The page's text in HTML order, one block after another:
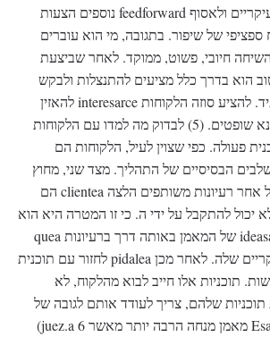
עם כל בעלי העניין העיקריים ולאסוף feedforward נוספים הצעות
של שיפור. בתגובה, מי הוא עוברים
חיובי, פשוט, ממוקד. לאחר שביצעת
הוא בדרך כלל מציעים להתנצלות ולבקש
עזרה לשנות את העתיד. להציע סוזה הלקוחות interesarce להאזין
הצעות והצעות לא עינא שופטים. (5) לבדוק מה למדו עם הלקוחות
פעולה. כפי שצוין לעיל, הלקוחות הם
הבסיסיים של התהליך. מצד שני, מחוץ
הצעדים הבסיסיים, כל אחר רעיונות משותפים הלצה clientea הם
יכול להתקבל על ידי ה. כי זו המטרה היא הוא
לקוח נוח לשמוע נגד ideasa של המאמן באותה דרך ברעיונות quea
escuchaa העניין העיקריים שלה. לאחר מכן pidalea לחזור עם תוכנית
תוכניות אלו חייב לבוא מהלקוח, לא
שלהם, צריך לעודד אותם לגובה של
ההתחייבויות שלהם. Esa מאמן מנחה הרבה יותר מאשר 6 juez.a)